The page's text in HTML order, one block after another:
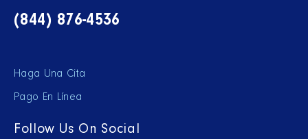
(844) 876-4536
Haga Una Cita
Pago En Línea
Follow Us On Social